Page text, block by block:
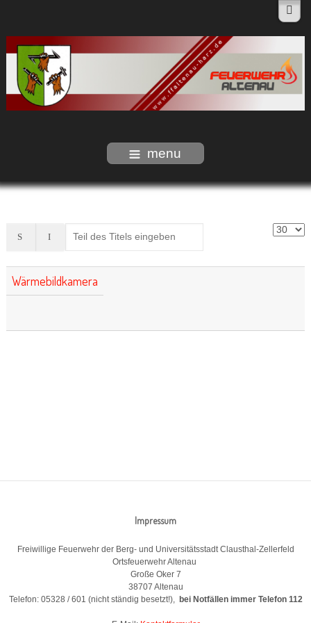
menu
Wärmebildkamera
Impressum
Freiwillige Feuerwehr der Berg- und Universitätsstadt Clausthal-Zellerfeld
Ortsfeuerwehr Altenau
Große Oker 7
38707 Altenau
Telefon: 05328 / 601 (nicht ständig besetzt!), bei Notfällen immer Telefon 112